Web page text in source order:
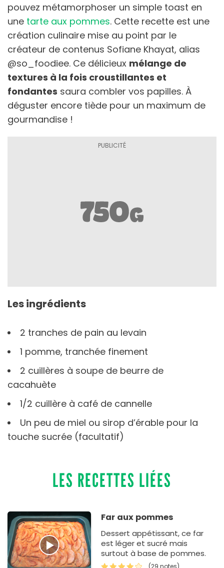
pouvez métamorphoser un simple toast en
une tarte aux pommes. Cette recette est une
création culinaire mise au point par le
créateur de contenus Sofiane Khayat, alias
@so_foodiee. Ce délicieux mélange de
textures à la fois croustillantes et
fondantes saura combler vos papilles. À
déguster encore tiède pour un maximum de
gourmandise !
Les ingrédients
2 tranches de pain au levain
1 pomme, tranchée finement
2 cuillères à soupe de beurre de
cacahuète
1/2 cuillère à café de cannelle
Un peu de miel ou sirop d’érable pour la
touche sucrée (facultatif)
LES RECETTES LIÉES
Far aux pommes
Dessert appétissant, ce far
est léger et sucré mais
surtout à base de pommes.
(29 notes)